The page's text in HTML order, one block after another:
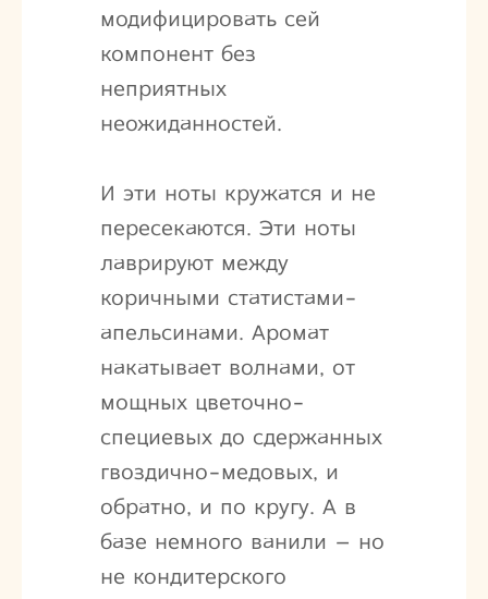
модифицировать сей
компонент без
неприятных
неожиданностей.
И эти ноты кружатся и не
пересекаются. Эти ноты
лаврируют между
коричными статистами-
апельсинами. Аромат
накатывает волнами, от
мощных цветочно-
специевых до сдержанных
гвоздично-медовых, и
обратно, и по кругу. А в
базе немного ванили – но
не кондитерского